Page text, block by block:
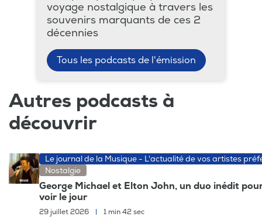
voyage nostalgique à travers les
souvenirs marquants de ces 2
décennies
Tous les podcasts de l'émission
Autres podcasts à
découvrir
Le journal de la Musique - L'actualité de vos artistes
Nostalgie
George Michael et Elton John, un duo inédit
voir le jour
29 juillet 2026 1 min 42 sec